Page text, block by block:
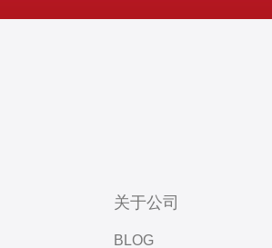
关于公司
BLOG